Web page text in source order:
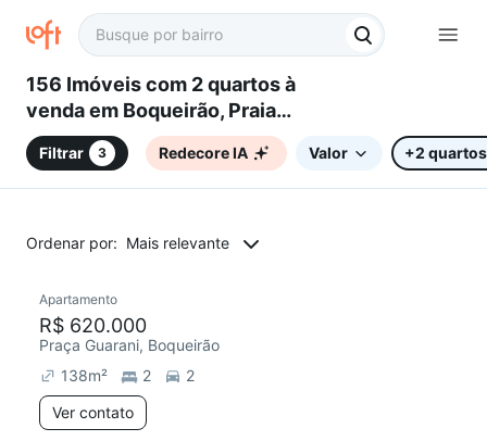
156 Imóveis com 2 quartos à
venda em Boqueirão, Praia
Grande, SP
Filtrar 3 Redecore IA Valor +2 quartos
Ordenar por: Mais relevante
Chegou há 3 dias
Apartamento
R$ 620.000
Praça Guarani, Boqueirão
138m² 2
2
Ver contato